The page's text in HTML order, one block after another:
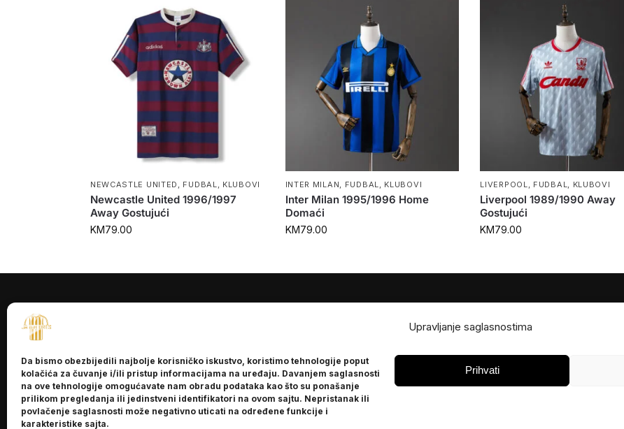
Upravljanje saglasnostima
Da bismo obezbijedili najbolje korisničko iskustvo, koristimo tehnologije poput
kolačića za čuvanje i/ili pristup informacijama na uređaju. Davanjem saglasnosti
na ove tehnologije omogućavate nam obradu podataka kao što su ponašanje
prilikom pregledanja ili jedinstveni identifikatori na ovom sajtu. Nepristanak ili
povlačenje saglasnosti može negativno uticati na određene funkcije i
karakteristike sajta.
Prihvati
NEWCASTLE UNITED FUDBAL KLUBOVI
Newcastle United 1996/1997
Away Gostujući
KM79.00
INTER MILAN FUDBAL KLUBOVI
Inter Milan 1995/1996 Home
Domaći
KM79.00
LIVERPOOL FUDBAL KLUBOVI
Liverpool 1989/1990 Away
Gostujući
KM79.00
Kontakt
POMOĆ
Politika privatnosti